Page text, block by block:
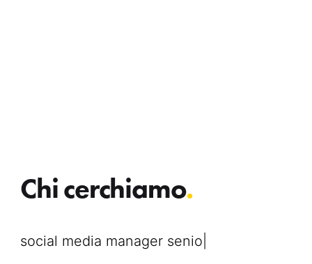
Chi cerchiamo.
social media manager s|